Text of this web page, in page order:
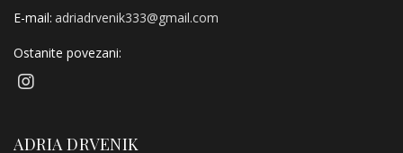
E-mail: adriadrvenik333@gmail.com
Ostanite povezani:
ADRIA DRVENIK